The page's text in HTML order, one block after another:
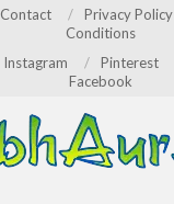
Contact Privacy Policy
Conditions
Instagram Pinterest
Facebook